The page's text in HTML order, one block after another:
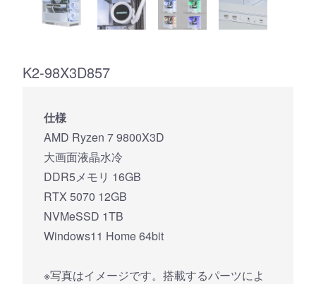
K2-98X3D857
仕様
AMD Ryzen 7 9800X3D
大画面液晶水冷
DDR5メモリ 16GB
RTX 5070 12GB
NVMeSSD 1TB
Windows11 Home 64bit
※写真はイメージです。搭載するパーツによ